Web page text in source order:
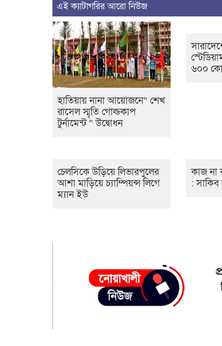
এই ক্যাটাগরির আরো নিউজ
হাতিয়ায় নানা আয়োজনে“ শেখ
রাসেল স্মৃতি গোল্ডকাপ
টুর্নামেন্ট ” উদ্বোধন
৬০০
চেলসিকে উড়িয়ে লিভারপুলের
আশা মাড়িয়ে চ্যাম্পিয়ন্স লিগে
ম্যান ইউ
কাজ না
: